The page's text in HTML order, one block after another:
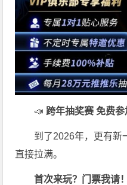
📣 跨年抽奖赛 免费参
到了2026年，更有新
直接拉满。
首次来玩？门票我请！